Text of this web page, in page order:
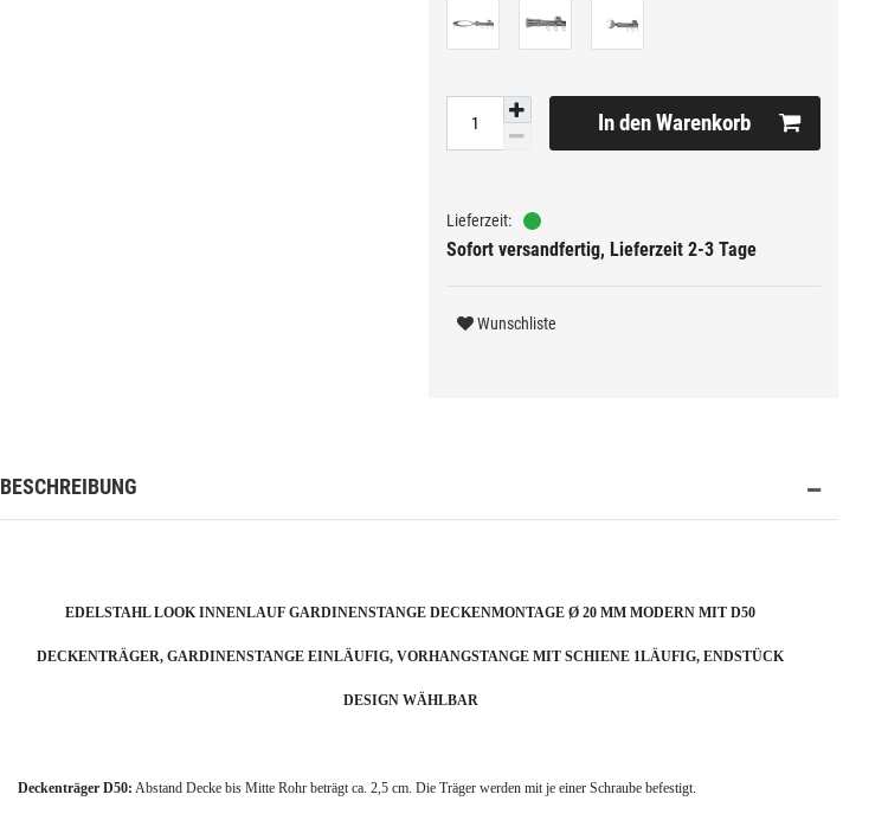
In den Warenkorb
Sofort versandfertig, Lieferzeit 2-3 Tage
Wunschliste
BESCHREIBUNG
EDELSTAHL LOOK INNENLAUF GARDINENSTANGE DECKENMONTAGE Ø 20 MM MODERN MIT D50
DECKENTRÄGER, GARDINENSTANGE EINLÄUFIG, VORHANGSTANGE MIT SCHIENE 1LÄUFIG,ENDSTÜCK
DESIGN WÄHLBAR
Deckenträger D50: Abstand Decke bis Mitte Rohr beträgt ca. 2,5 cm. Die Träger werden mit je einer Schraube befestigt.